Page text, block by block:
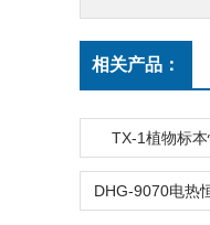
相关产品：
TX-1植物标